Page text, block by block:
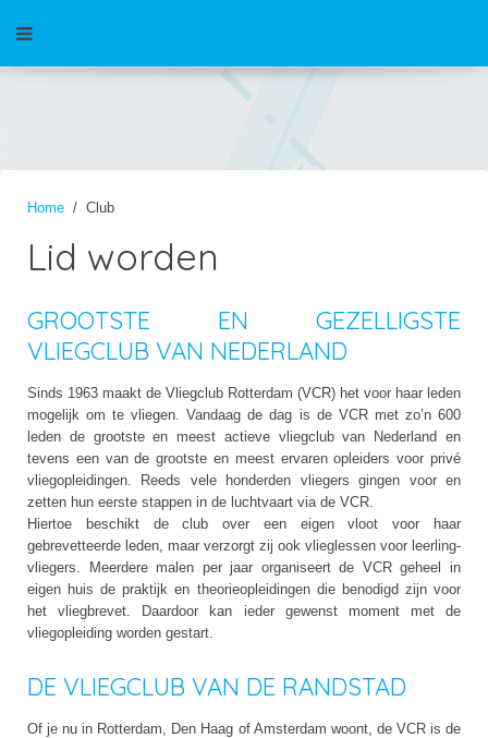
Home Club
Lid worden
GROOTSTE EN GEZELLIGSTE
VLIEGCLUB VAN NEDERLAND
Sinds 1963 maakt de Vliegclub Rotterdam (VCR) het voor haar leden
mogelijk om te vliegen. Vandaag de dag is de VCR met zo’n 600
leden de grootste en meest actieve vliegclub van Nederland en
tevens een van de grootste en meest ervaren opleiders voor privé
vliegopleidingen. Reeds vele honderden vliegers gingen voor en
zetten hun eerste stappen in de luchtvaart via de VCR.
Hiertoe beschikt de club over een eigen vloot voor haar
gebrevetteerde leden, maar verzorgt zij ook vlieglessen voor leerling-
vliegers. Meerdere malen per jaar organiseert de VCR geheel in
eigen huis de praktijk en theorieopleidingen die benodigd zijn voor
het vliegbrevet. Daardoor kan ieder gewenst moment met de
vliegopleiding worden gestart.
DE VLIEGCLUB VAN DE RANDSTAD
Of je nu in Rotterdam, Den Haag of Amsterdam woont, de VCR is de